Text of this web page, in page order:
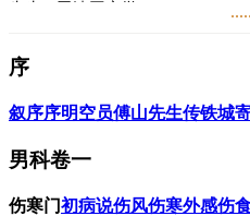
学。著有《霜红龛集》等。一些
诗歌、书法、绘画、金石、武术
王夫之、李颙、颜元一起被梁启
青主女科》《傅青主男科》等传
序
叙序序明空员傅山先生传铁城
男科卷一
伤寒门初病说伤风伤寒外感伤